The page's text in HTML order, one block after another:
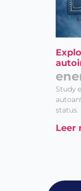
Study
status.
Leer